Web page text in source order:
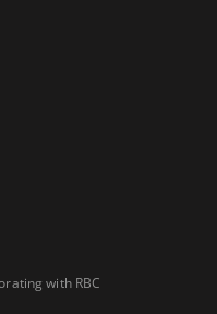
with RBC